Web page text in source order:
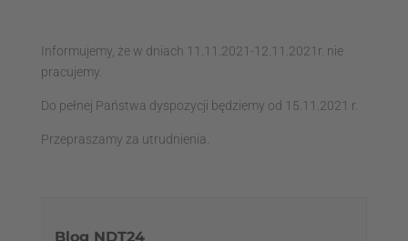
Informujemy, że w dniach 11.11.2021-12.11.2021r. nie
pracujemy.
Do pełnej Państwa dyspozycji będziemy od 15.11.2021 r.
Przepraszamy za utrudnienia.
Blog NDT24